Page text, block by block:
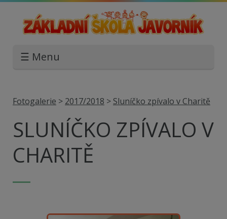
☰ Menu
Fotogalerie > 2017/2018 > Sluníčko zpívalo v Charitě
SLUNÍČKO ZPÍVALO V
CHARITĚ